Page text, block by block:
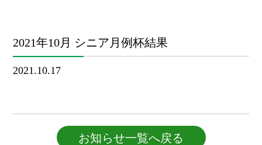
2021年10月 シニア月例杯結果
2021.10.17
お知らせ一覧へ戻る